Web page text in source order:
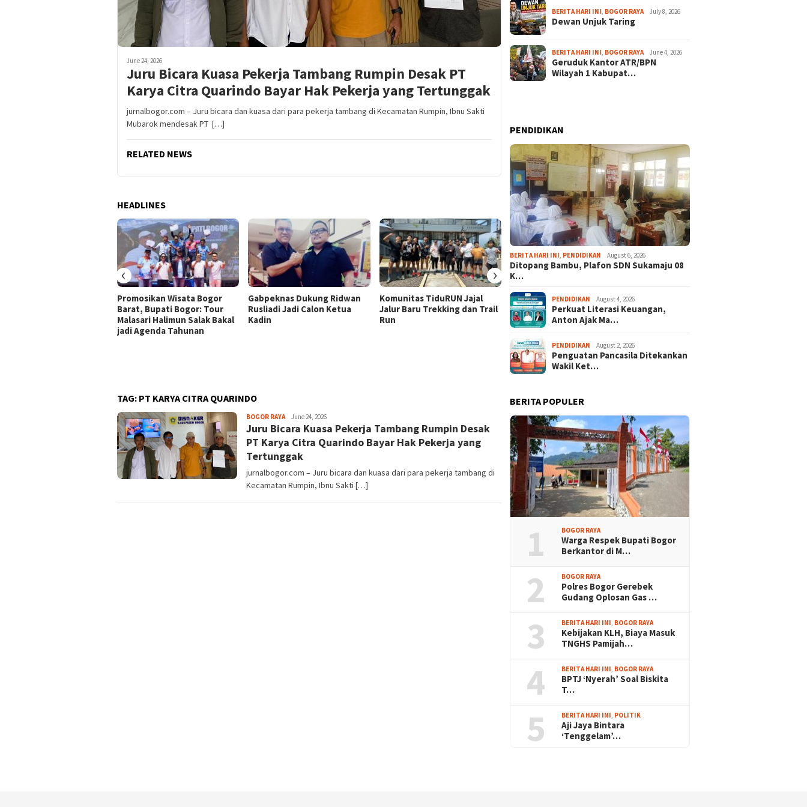
June 24, 2026
Juru Bicara Kuasa Pekerja Tambang Rumpin Desak PT
Karya Citra Quarindo Bayar Hak Pekerja yang Tertunggak
jurnalbogor.com – Juru bicara dan kuasa dari para pekerja tambang di Kecamatan Rumpin, Ibnu Sakti
Mubarok mendesak PT […]
RELATED NEWS
HEADLINES
Promosikan Wisata Bogor
Barat, Bupati Bogor: Tour
Malasari Halimun Salak Bakal
jadi Agenda Tahunan
Gabpeknas Dukung Ridwan
Rusliadi Jadi Calon Ketua
Kadin
Komunitas TiduRUN Jajal
Jalur Baru Trekking dan Trail
Run
DPC Partai Demokrat
Kabupaten Bogor Gelar
Lomba Pidato “AHY Muda”,
Dorong Generasi Muda
Berani Bersuara dan Merawat
Demokrasi
Kabupaten Bogor Hadirkan
‹ ›
TAG: PT KARYA CITRA QUARINDO
BOGOR RAYASayyev
June 24, 2026
Juru Bicara Kuasa Pekerja Tambang Rumpin Desak
PT Karya Citra Quarindo Bayar Hak Pekerja yang
Tertunggak
jurnalbogor.com – Juru bicara dan kuasa dari para pekerja tambang di
Kecamatan Rumpin, Ibnu Sakti […]
BERITA HARI INI BOGOR RAYA July 8, 2026
Dewan Unjuk Taring
BERITA HARI INI BOGOR RAYA June 4, 2026
Geruduk Kantor ATR/BPN
Wilayah 1 Kabupat…
PENDIDIKAN
BERITA HARI INI PENDIDIKAN August 6, 2026
Ditopang Bambu, Plafon SDN Sukamaju 08
K…
PENDIDIKAN August 4, 2026
Perkuat Literasi Keuangan,
Anton Ajak Ma…
PENDIDIKAN August 2, 2026
Penguatan Pancasila Ditekankan
Wakil Ket…
BERITA POPULER
1 BOGOR RAYA
Warga Respek Bupati Bogor
Berkantor di M…
2 BOGOR RAYA
Polres Bogor Gerebek
Gudang Oplosan Gas …
3 BERITA HARI INI, BOGOR RAYA
Kebijakan KLH, Biaya Masuk
TNGHS Pamijah…
4 BERITA HARI INI, BOGOR RAYA
BPTJ ‘Nyerah’ Soal Biskita
T…
5 BERITA HARI INI, POLITIK
Aji Jaya Bintara
‘Tenggelam’…